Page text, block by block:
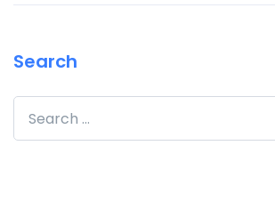
Search
Search for: